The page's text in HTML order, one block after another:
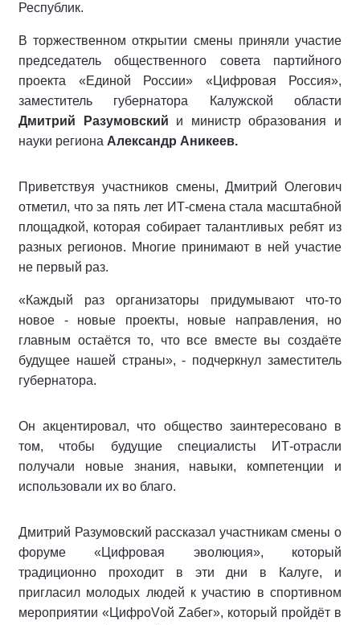
Республик.
В торжественном открытии смены приняли участие
председатель общественного совета партийного
проекта «Единой России» «Цифровая Россия»,
заместитель губернатора Калужской области
Дмитрий Разумовский и министр образования и
науки региона Александр Аникеев.
Приветствуя участников смены, Дмитрий Олегович
отметил, что за пять лет ИТ-смена стала масштабной
площадкой, которая собирает талантливых ребят из
разных регионов. Многие принимают в ней участие
не первый раз.
«Каждый раз организаторы придумывают что-то
новое - новые проекты, новые направления, но
главным остаётся то, что все вместе вы создаёте
будущее нашей страны», - подчеркнул заместитель
губернатора.
Он акцентировал, что общество заинтересовано в
том, чтобы будущие специалисты ИТ-отрасли
получали новые знания, навыки, компетенции и
использовали их во благо.
Дмитрий Разумовский рассказал участникам смены о
форуме «Цифровая эволюция», который
традиционно проходит в эти дни в Калуге, и
пригласил молодых людей к участию в спортивном
мероприятии «ЦифроVой Zабег», который пройдёт в